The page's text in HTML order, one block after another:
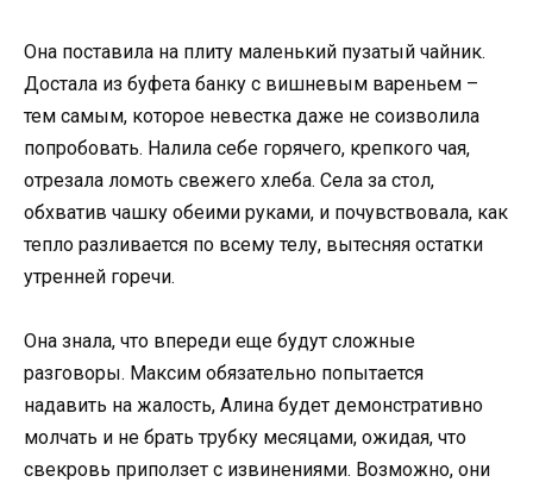
Она поставила на плиту маленький пузатый чайник.
Достала из буфета банку с вишневым вареньем –
тем самым, которое невестка даже не соизволила
попробовать. Налила себе горячего, крепкого чая,
отрезала ломоть свежего хлеба. Села за стол,
обхватив чашку обеими руками, и почувствовала, как
тепло разливается по всему телу, вытесняя остатки
утренней горечи.
Она знала, что впереди еще будут сложные
разговоры. Максим обязательно попытается
надавить на жалость, Алина будет демонстративно
молчать и не брать трубку месяцами, ожидая, что
свекровь приползет с извинениями. Возможно, они